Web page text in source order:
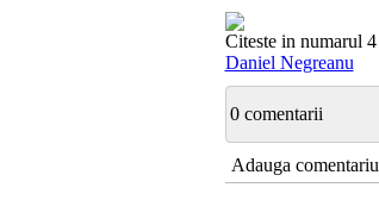
Citeste in numarul 4
Daniel Negreanu
0 comentarii
Adauga comentariu